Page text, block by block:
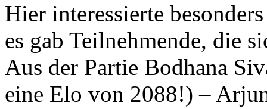
Hier interessierte
es gab Teilnehmende, die
Aus der Partie Bodhana
eine Elo von 2088!) –